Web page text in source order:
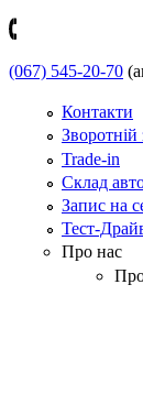
(067) 545-20-70
Контакти
Зворотній
Trade-in
Склад
Запис на
Тест-
Про нас